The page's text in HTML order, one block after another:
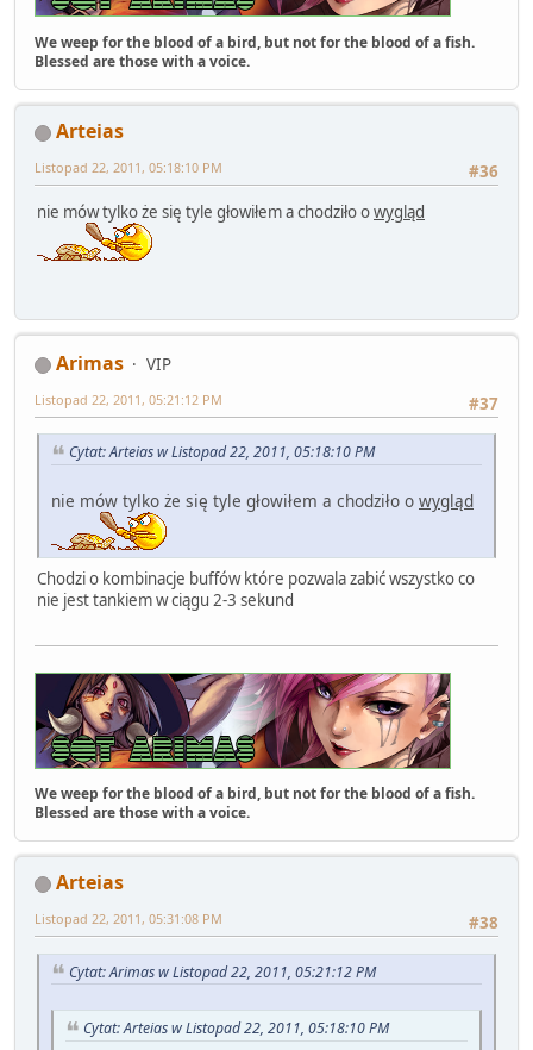
We weep for the blood of a bird, but not for the blood of a fish.
Blessed are those with a voice.
Arteias
#36
Listopad 22, 2011, 05:18:10 PM
nie mów tylko że się tyle głowiłem a chodziło owygląd
Arimas
VIP
#37
Listopad 22, 2011, 05:21:12 PM
Cytat: Arteias w Listopad 22, 2011, 05:18:10 PM
nie mów tylko że się tyle głowiłem a chodziło o wygląd
Chodzi o kombinacje buffów które pozwala zabić wszystko co
nie jest tankiem w ciągu 2-3 sekund
We weep for the blood of a bird, but not for the blood of a fish.
Blessed are those with a voice.
Arteias
#38
Listopad 22, 2011, 05:31:08 PM
Cytat: Arimas w Listopad 22, 2011, 05:21:12 PM
Cytat: Arteias w Listopad 22, 2011, 05:18:10 PM